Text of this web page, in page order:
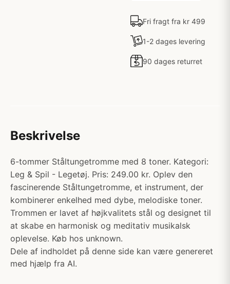
Fri fragt fra kr 499
1-2 dages levering
90 dages returret
Beskrivelse
6-tommer Ståltungetromme med 8 toner. Kategori:
Leg & Spil - Legetøj. Pris: 249.00 kr. Oplev den
fascinerende Ståltungetromme, et instrument, der
kombinerer enkelhed med dybe, melodiske toner.
Trommen er lavet af højkvalitets stål og designet til
at skabe en harmonisk og meditativ musikalsk
oplevelse. Køb hos unknown.
Dele af indholdet på denne side kan være genereret
med hjælp fra AI.